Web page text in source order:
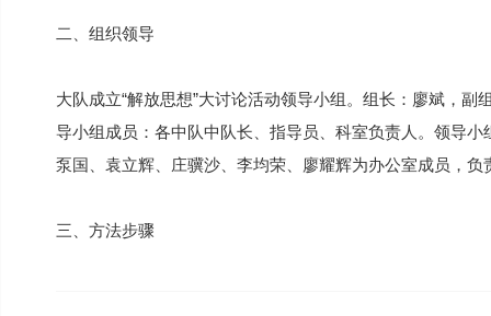
二、组织领导
大队成立“解放思想”大讨论活动领导小组。组长：廖斌，
导小组成员：各中队中队长、指导员、科室负责人。领导
泵国、袁立辉、庄骥沙、李均荣、廖耀辉为办公室成员，
三、方法步骤